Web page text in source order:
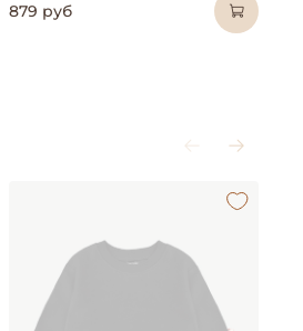
879 руб